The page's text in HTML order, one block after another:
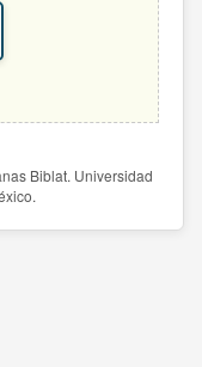
Biblat. Universidad